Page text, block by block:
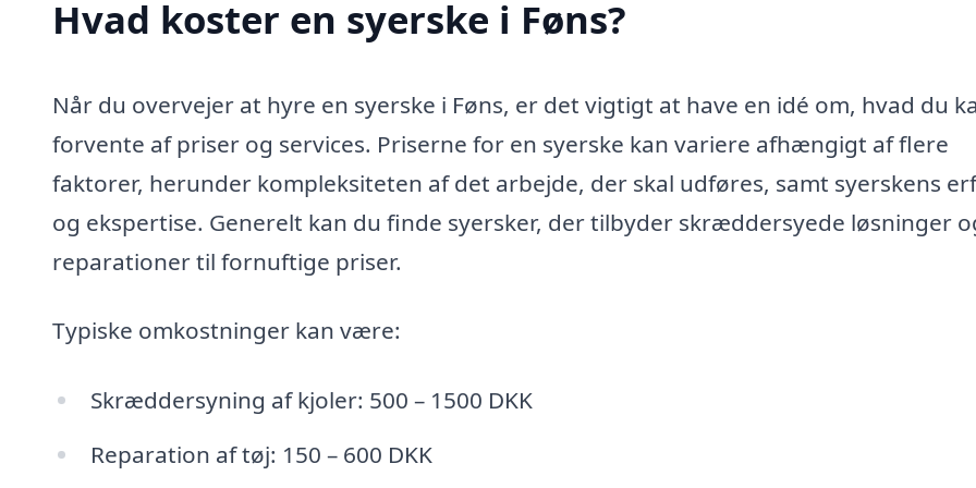
Hvad koster en syerske i Føns?
Når du overvejer at hyre en syerske i Føns, er det vigtigt at have en idé om, hvad du
forvente af priser og services. Priserne for en syerske kan variere afhængigt af flere
faktorer, herunder kompleksiteten af det arbejde, der skal udføres, samt syerskens
og ekspertise. Generelt kan du finde syersker, der tilbyder skræddersyede løsninger
reparationer til fornuftige priser.
Typiske omkostninger kan være:
Skræddersyning af kjoler: 500 – 1500 DKK
Reparation af tøj: 150 – 600 DKK